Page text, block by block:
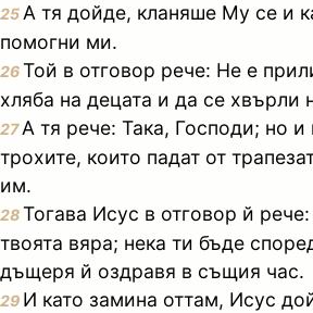
25 А тя дойде, кланяше Му се и
помогни ми.
26Той в отговор рече: Не е
хляба на децата и да се хвърли
27А тя рече: Така, Господи; но и
трохите, които падат от
им.
28Тогава Исус в отговор й
твоята вяра; нека ти бъде
дъщеря й оздравя в същия час.
29 И като замина оттам, Исус